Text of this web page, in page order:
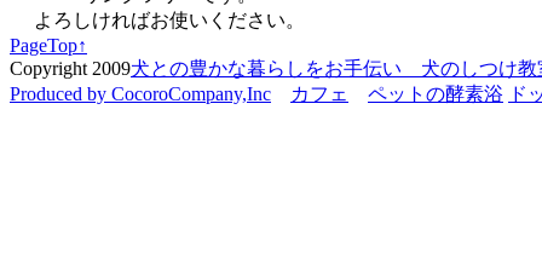
よろしければお使いください。
PageTop↑
Copyright 2009犬との豊かな暮らしをお手伝い 犬のしつけ教
Produced by CocoroCompany,Inc
カフェ ペットの酵素浴 ド